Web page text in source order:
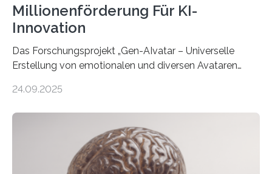
Millionenförderung Für KI-
Innovation
Das Forschungsprojekt „Gen-AIvatar – Universelle
Erstellung von emotionalen und diversen Avataren
Förderung in Höhe von rund 2 Millionen Euro. Dabei
der MindPort GmbH eine neuartige, KI-gestützte
Lösung zur Erzeugung von Emotionen für realistische
Avatare. Gen-AIvatar entwickelt innovative und
24.09.2025